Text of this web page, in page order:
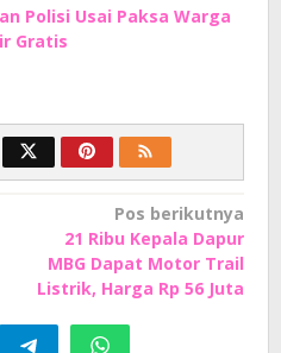
Polisi Usai Paksa Warga
Gratis
Pos berikutnya
21 Ribu Kepala Dapur
MBG Dapat Motor Trail
Listrik, Harga Rp 56 Juta